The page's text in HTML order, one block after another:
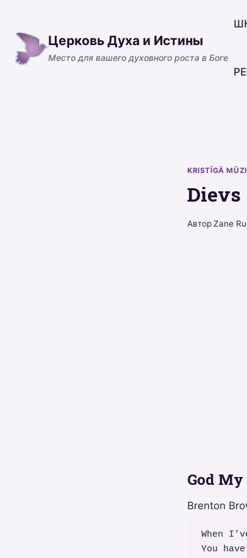
содержимомуЦерковь Духа и Истины
Место для вашего духовного роста в Боге
KRISTĪGĀ
Dievs
АвторZane
God
Brenton
When
You